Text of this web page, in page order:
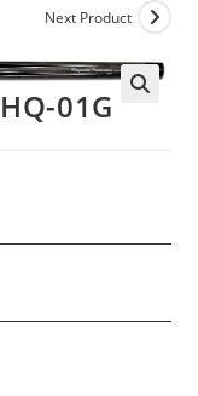
Next Product
01G